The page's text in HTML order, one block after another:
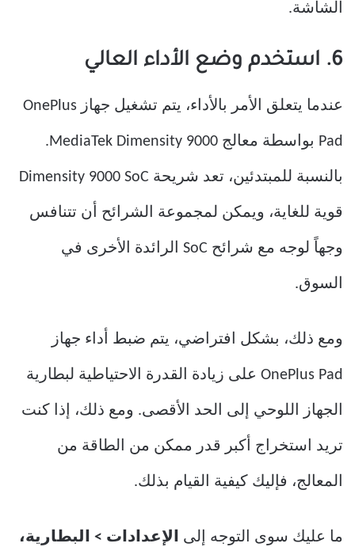
الشاشة.
6. استخدم وضع الأداء العالي
عندما يتعلق الأمر بالأداء، يتم تشغيل جهاز OnePlus
Pad بواسطة معالج MediaTek Dimensity 9000.
بالنسبة للمبتدئين، تعد شريحة Dimensity 9000 SoC
قوية للغاية، ويمكن لمجموعة الشرائح أن تتنافس
وجهاً لوجه مع شرائح SoC الرائدة الأخرى في
السوق.
ومع ذلك، بشكل افتراضي، يتم ضبط أداء جهاز
OnePlus Pad على زيادة القدرة الاحتياطية لبطارية
الجهاز اللوحي إلى الحد الأقصى. ومع ذلك، إذا كنت
تريد استخراج أكبر قدر ممكن من الطاقة من
المعالج، فإليك كيفية القيام بذلك.
ما عليك سوى التوجه إلى الإعدادات > البطارية،